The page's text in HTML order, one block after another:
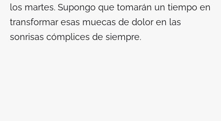
los martes. Supongo que tomarán un tiempo en
transformar esas muecas de dolor en las
sonrisas cómplices de siempre.